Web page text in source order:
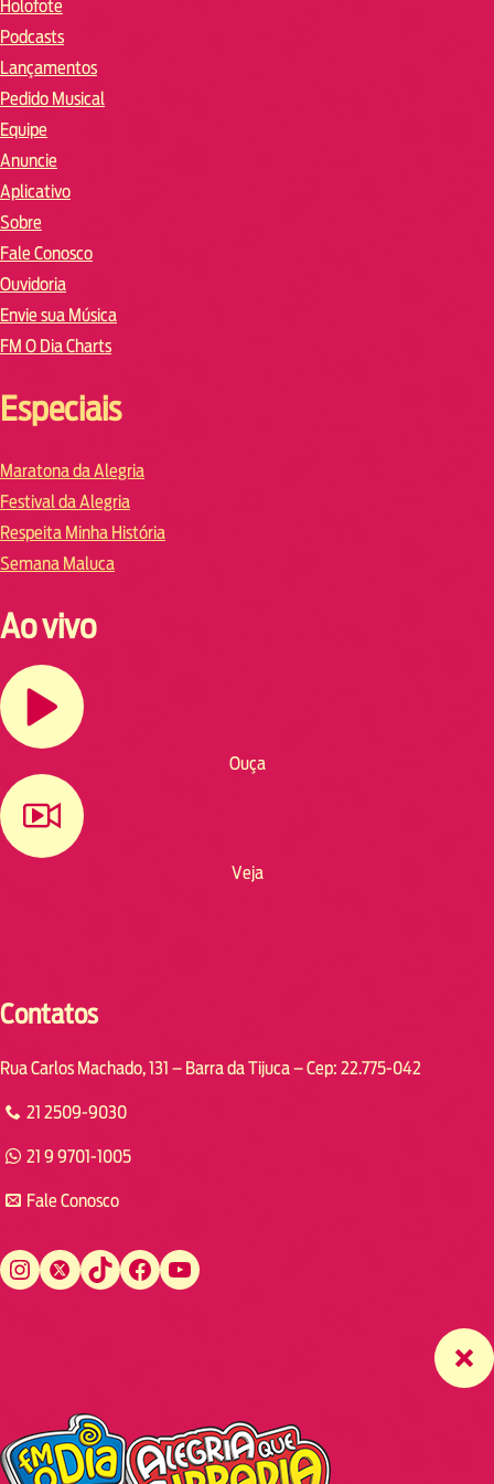
Holofote
Podcasts
Lançamentos
Pedido Musical
Equipe
Anuncie
Aplicativo
Sobre
Fale Conosco
Ouvidoria
Envie sua Música
FM O Dia Charts
Especiais
Maratona da Alegria
Festival da Alegria
Respeita Minha História
Semana Maluca
Ao vivo
Ouça
Veja
Contatos
Rua Carlos Machado, 131 – Barra da Tijuca – Cep: 22.775-042
21 2509-9030
21 9 9701-1005
Fale Conosco
Instagram Twitter TikTok Facebook YouTube